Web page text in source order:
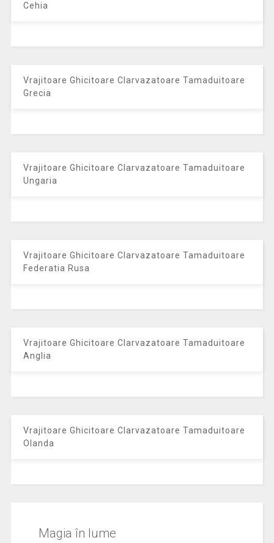
Cehia
Vrajitoare Ghicitoare Clarvazatoare Tamaduitoare
Grecia
Vrajitoare Ghicitoare Clarvazatoare Tamaduitoare
Ungaria
Vrajitoare Ghicitoare Clarvazatoare Tamaduitoare
Federatia Rusa
Vrajitoare Ghicitoare Clarvazatoare Tamaduitoare
Anglia
Vrajitoare Ghicitoare Clarvazatoare Tamaduitoare
Olanda
Magia în lume